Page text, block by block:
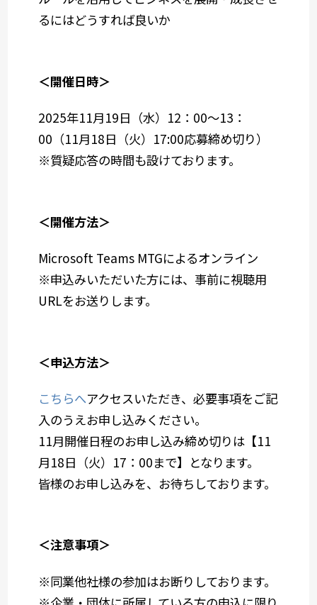
るにはどうすれば良いか
＜開催日時＞
2025年11月19日（水）12：00～13：
00（11月18日（火）17:00応募締め切り）
※質疑応答の時間も設けております。
＜開催方法＞
Microsoft Teams MTGによるオンライン
※申込みいただいた方には、事前に視聴用
URLをお送りします。
＜申込方法＞
こちらへアクセスいただき、必要事項をご記
入のうえお申し込みください。
11月開催日程のお申し込み締め切りは【11
月18日（火）17：00まで】となります。
皆様のお申し込みを、お待ちしております。
＜注意事項＞
※同業他社様の参加はお断りしております。